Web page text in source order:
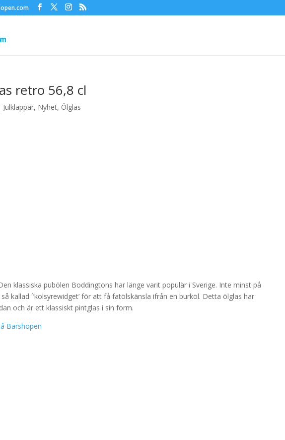
retro 56,8 cl
Julklappar, Nyhet, Ölglas
klassiska pubölen Boddingtons har länge varit populär i Sverige. Inte minst på
kallad ´’kolsyrewidget’ för att få fatölskänsla ifrån en burköl. Detta ölglas har
och är ett klassiskt pintglas i sin form.
Barshopen